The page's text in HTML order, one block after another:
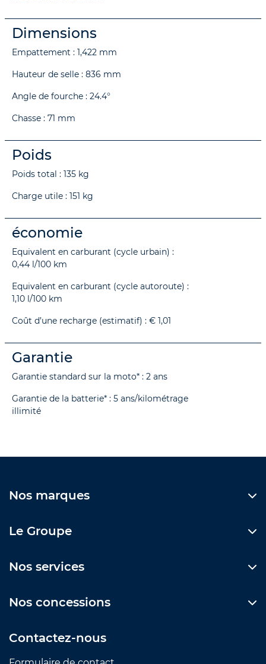
Dimensions
Empattement : 1,422 mm
Hauteur de selle : 836 mm
Angle de fourche : 24.4°
Chasse : 71 mm
Poids
Poids total : 135 kg
Charge utile : 151 kg
économie
Equivalent en carburant (cycle urbain) :
0,44 l/100 km
Equivalent en carburant (cycle autoroute) :
1,10 l/100 km
Coût d’une recharge (estimatif) : € 1,01
Garantie
Garantie standard sur la moto* : 2 ans
Garantie de la batterie* : 5 ans/kilométrage
illimité
Nos marques
Le Groupe
Nos services
Nos concessions
Contactez-nous